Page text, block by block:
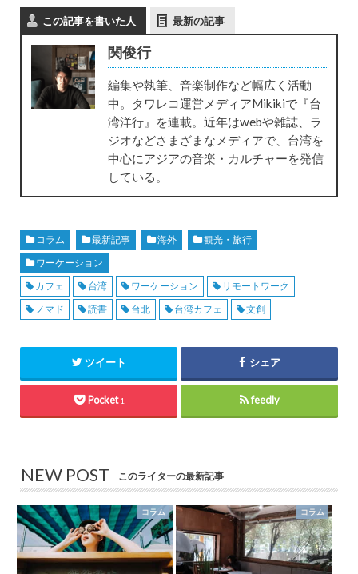
この記事を書いた人 最新の記事
関俊行
編集や執筆、音楽制作など幅広く活動
中。タワレコ運営メディアMikikiで『台
湾洋行』を連載。近年はwebや雑誌、ラ
ジオなどさまざまなメディアで、台湾を
中心にアジアの音楽・カルチャーを発信
している。
コラム 最新記事 海外
観光・旅行
ワーケーション
カフェ
台湾 ワーケーション
リモートワーク
ノマド
読書 台北 台湾カフェ 文創
ツイート シェア
Pocket 1 feedly
NEW POST このライターの最新記事
コラム コラム